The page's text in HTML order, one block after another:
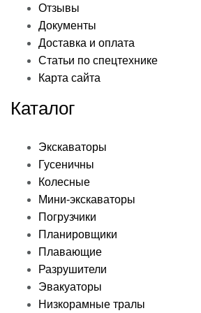
Отзывы
Документы
Доставка и оплата
Статьи по спецтехнике
Карта сайта
Каталог
Экскаваторы
Гусеничны
Колесные
Мини-экскаваторы
Погрузчики
Планировщики
Плавающие
Разрушители
Эвакуаторы
Низкорамные тралы